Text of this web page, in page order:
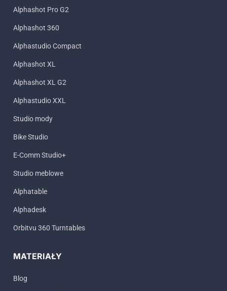
Alphashot Pro G2
Alphashot 360
Alphastudio Compact
Alphashot XL
Alphashot XL G2
Alphastudio XXL
Studio mody
Bike Studio
E-Comm Studio+
Studio meblowe
Alphatable
Alphadesk
Orbitvu 360 Turntables
MATERIAŁY
Blog